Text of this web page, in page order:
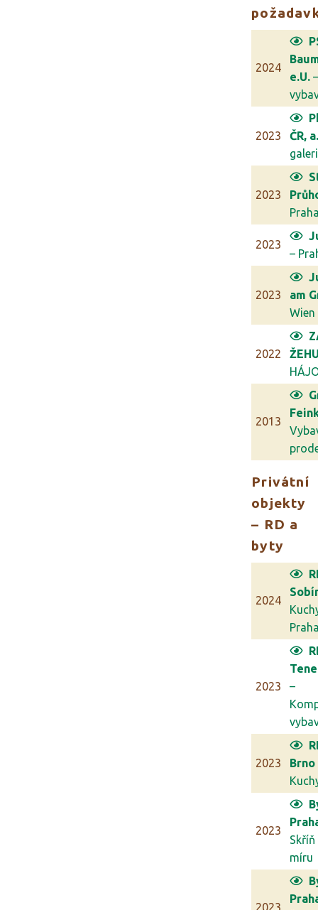
2024
e.U.
2023
ČR,
2023
2023
–
2023
am
Wien
2022
2013
Privátní
objekty
– RD a
byty
2024
2023
–
2023
Brno
2023
Skříň
míru
2023